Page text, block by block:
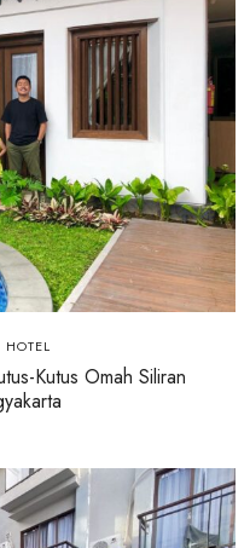
HOTEL
Kutus Omah Siliran